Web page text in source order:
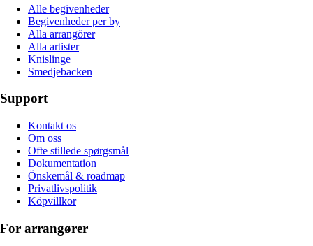
Alle begivenheder
Begivenheder per by
Alla arrangörer
Alla artister
Knislinge
Smedjebacken
Support
Kontakt os
Om oss
Ofte stillede spørgsmål
Dokumentation
Önskemål & roadmap
Privatlivspolitik
Köpvillkor
For arrangører